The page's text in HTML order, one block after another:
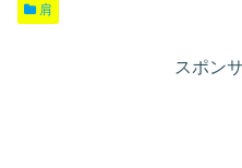
肩
スポン